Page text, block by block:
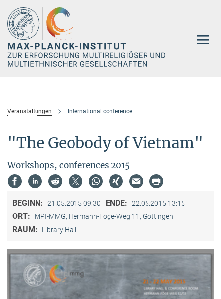
Hauptinhalt
Veranstaltungen International conference
"The Geobody of Vietnam"
Workshops, conferences 2015
BEGINN: 21.05.2015 09:30 ENDE: 22.05.2015 13:15
ORT: MPI-MMG, Hermann-Föge-Weg 11, Göttingen
RAUM: Library Hall